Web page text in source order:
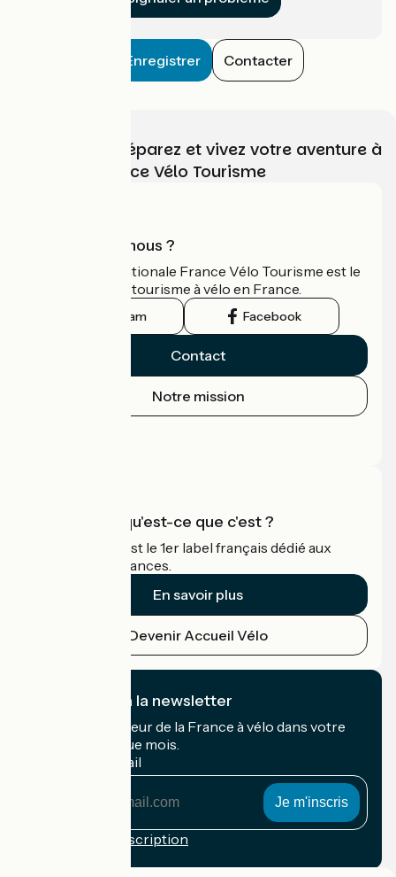
Enregistrer Contacter
Choisissez, préparez et vivez votre aventure à
vélo avec France Vélo Tourisme
Qui sommes-nous ?
L'association nationale France Vélo Tourisme est le
guide officiel du tourisme à vélo en France.
Instagram Facebook
Contact
Notre mission
Accueil Vélo qu'est-ce que c'est ?
Accueil Vélo c'est le 1er label français dédié aux
cyclistes en vacances.
En savoir plus
Devenir Accueil Vélo
Je m'abonne à la newsletter
Recevez le meilleur de la France à vélo dans votre
boîte mail chaque mois.
Mon adresse mail
Conditions d'inscription